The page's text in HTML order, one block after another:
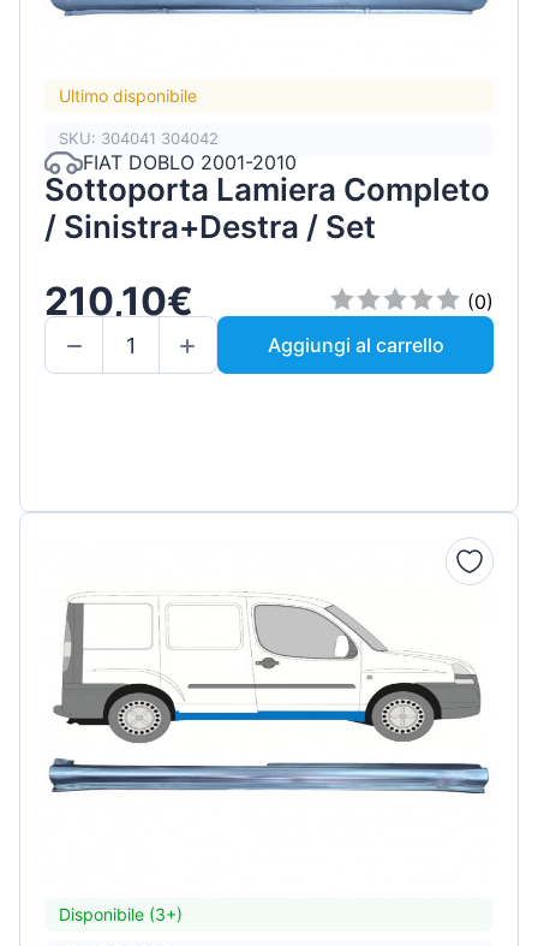
Ultimo disponibile
SKU: 304041 304042
FIAT DOBLO 2001-2010
Sottoporta Lamiera Completo
/ Sinistra+Destra / Set
210,10€
(0)
Aggiungi al carrello
Disponibile (3+)